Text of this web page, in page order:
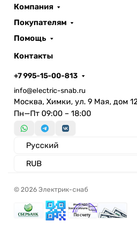
серий)
С установленной сеткой
Количество групп
Компания
Покупателям
Помощь
Контакты
+7 995-15-00-813
info@electric-snab.ru
Москва, Химки, ул. 9 Мая, дом
Пн—Пт 09:00 – 18:00
© 2026 Электрик-снаб